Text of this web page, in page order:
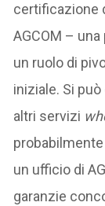
certificazione
AGCOM –
un ruolo di
iniziale. Si
altri servizi
un ufficio di
garanzie